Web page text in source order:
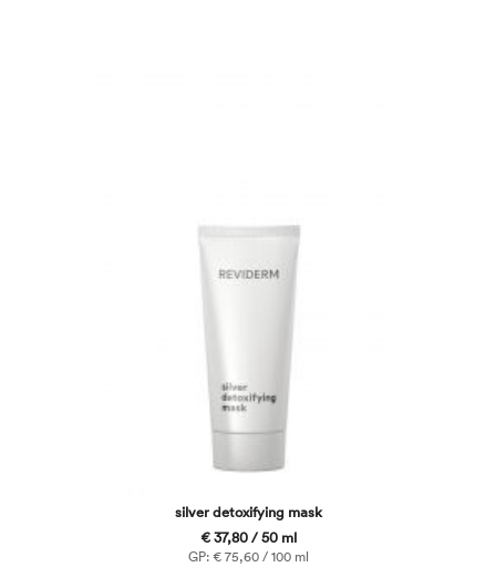
silver detoxifying mask
€ 37,80 / 50 ml
GP: € 75,60 / 100 ml